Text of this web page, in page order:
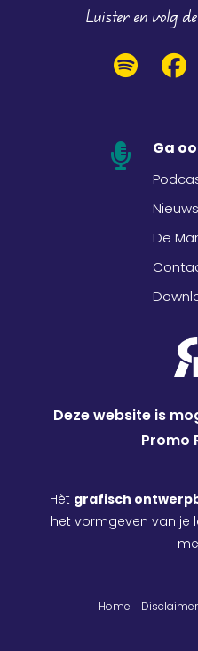
Luister en volg
 Ga
Nieuws
De
Deze website is
Promo
Hèt grafisch
het vormgeven van je
Home Disclaimer